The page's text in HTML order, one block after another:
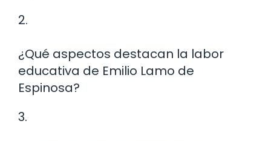
2.
¿Qué aspectos destacan la labor
educativa de Emilio Lamo de
Espinosa?
3.